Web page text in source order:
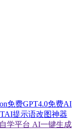
免费GPT4.0免费AI
AI提示语改图神器
学平台 AI一键生成